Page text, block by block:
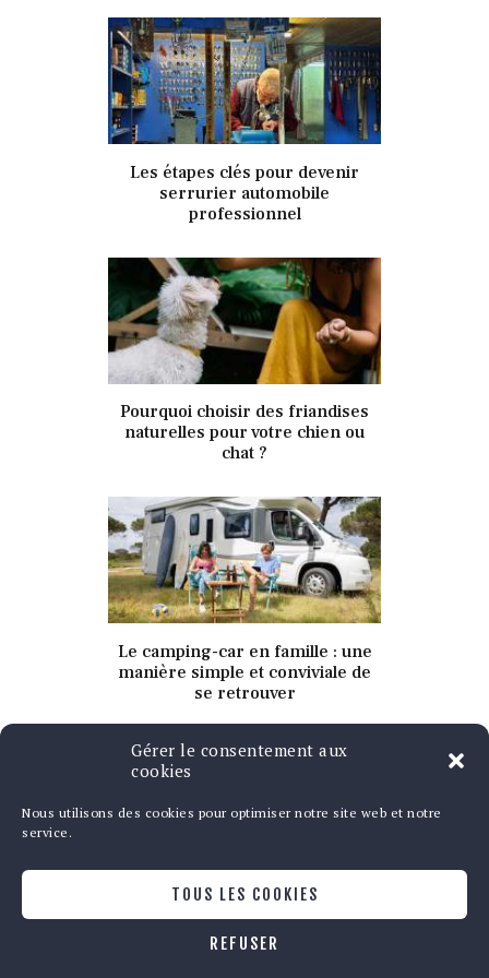
Gérer le consentement aux
cookies
Nous utilisons des cookies pour optimiser notre site web et notre
service.
TOUS LES COOKIES
REFUSER
343Views 0 Likes
Les étapes clés pour devenir
serrurier automobile
professionnel
349Views 0Likes
Pourquoi choisir des friandises
naturelles pour votre chien ou
chat ?
346 Views 0Likes
Le camping-car en famille : une
manière simple et conviviale de
se retrouver
Contact